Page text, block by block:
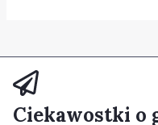
Ciekawostki o